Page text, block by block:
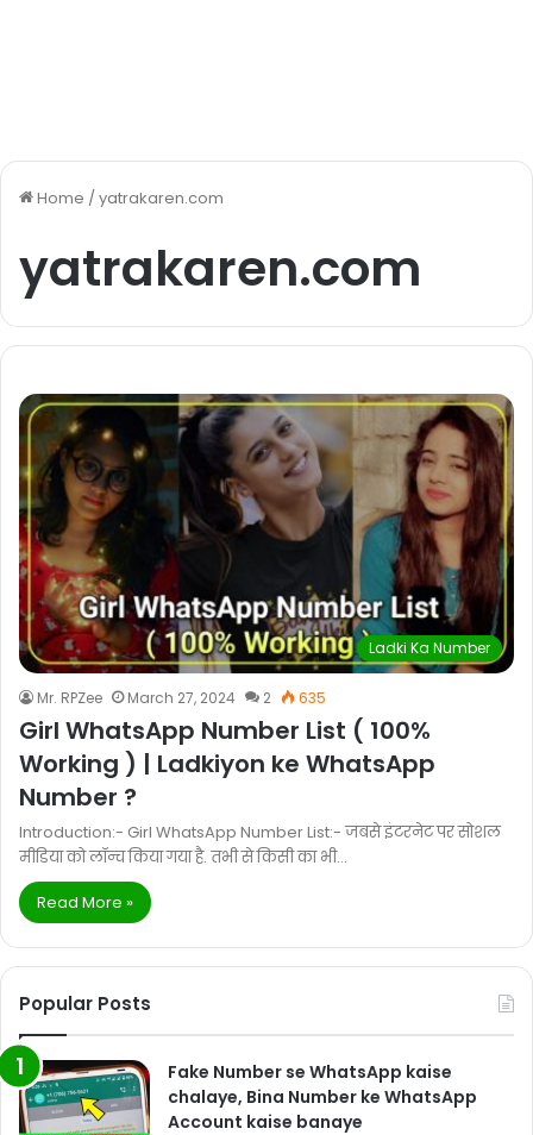
Home /yatrakaren.com
yatrakaren.com
Ladki Ka Number
Mr. RPZee March 27, 2024 2 635
Girl WhatsApp Number List ( 100%
Working ) | Ladkiyon ke WhatsApp
Number ?
Introduction:- Girl WhatsApp Number List:- जबसे इंटरनेट पर सोशल
मीडिया को लॉन्च किया गया है. तभी से किसी का भी…
Read More »
Popular Posts
Fake Number se WhatsApp kaise
chalaye, Bina Number ke WhatsApp
Account kaise banaye